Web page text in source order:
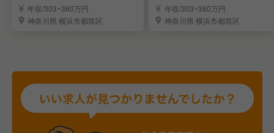
しませんか！
年収/303~380万円
神奈川県 横浜市都筑区
補として活躍！
年収/303~380万円
神奈川県 横浜市都筑区